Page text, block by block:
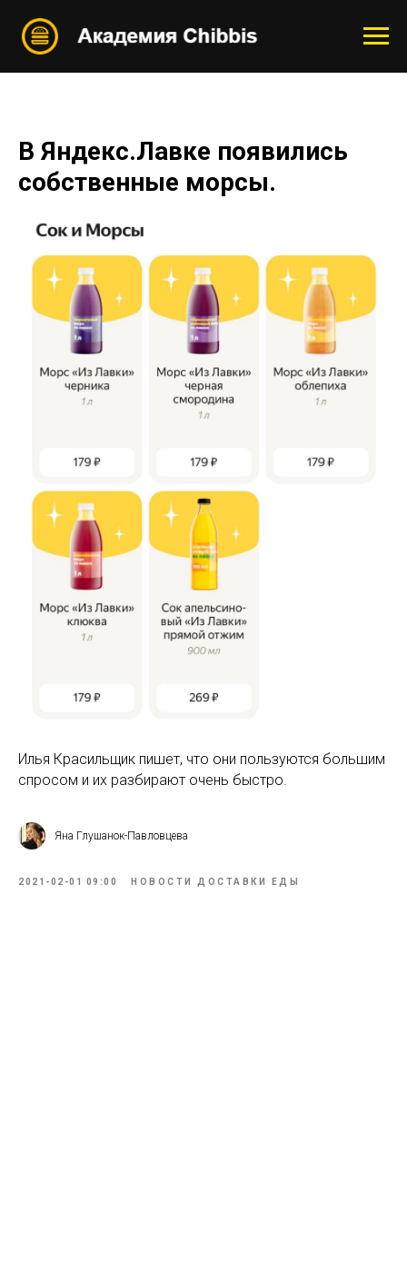
В Яндекс.Лавке появились
собственные морсы.
Илья Красильщик пишет, что они пользуются большим
спросом и их разбирают очень быстро.
Яна Глушанок-Павловцева
2021-02-01 09:00 НОВОСТИ ДОСТАВКИ ЕДЫ